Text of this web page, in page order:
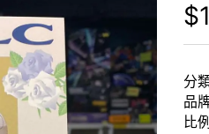
$
分
品
比